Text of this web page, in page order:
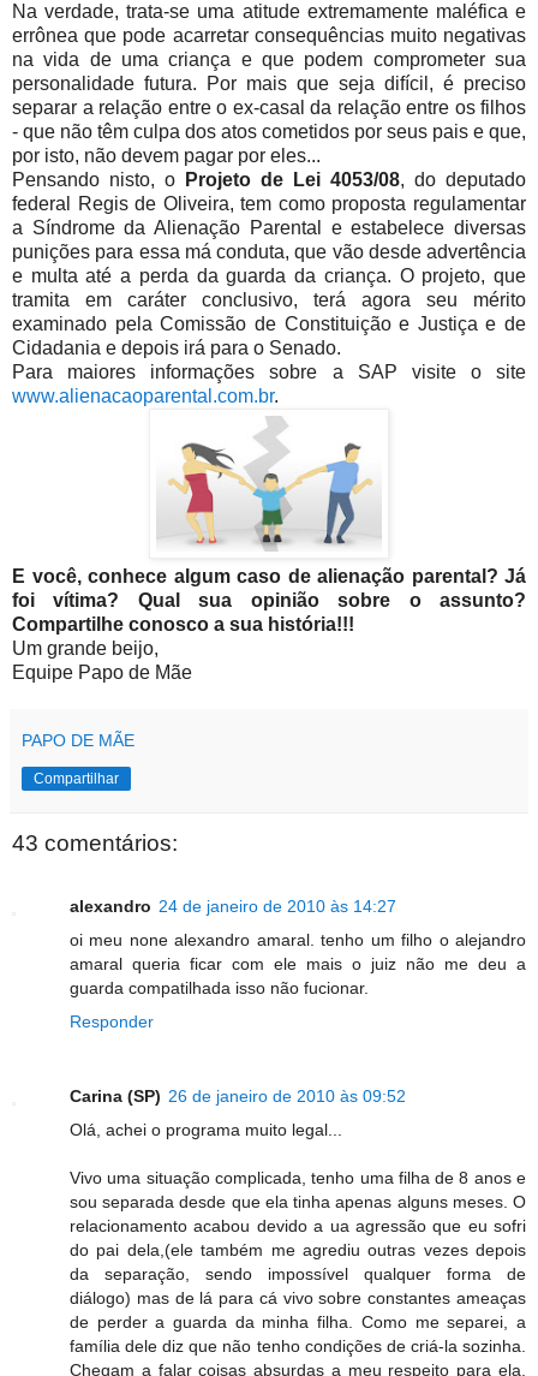
Na verdade, trata-se uma atitude extremamente maléfica e
errônea que pode acarretar consequências muito negativas
na vida de uma criança e que podem comprometer sua
personalidade futura. Por mais que seja difícil, é preciso
separar a relação entre o ex-casal da relação entre os filhos
- que não têm culpa dos atos cometidos por seus pais e que,
por isto, não devem pagar por eles...
Pensando nisto, o
Projeto de Lei 4053/08, do deputado
federal Regis de Oliveira, tem como proposta regulamentar
a Síndrome da Alienação Parental e estabelece diversas
punições para essa má conduta, que vão desde advertência
e multa até a perda da guarda da criança. O projeto, que
tramita em caráter conclusivo, terá agora seu mérito
examinado pela Comissão de Constituição e Justiça e de
Cidadania e depois irá para o Senado.
Para maiores informações sobre a SAP visite o site
www.alienacaoparental.com.br.
E você, conhece algum caso de alienação parental? Já
foi vítima? Qual sua opinião sobre o assunto?
Compartilhe conosco a sua história!!!
Um grande beijo,
Equipe Papo de Mãe
PAPO DE MÃE
Compartilhar
43 comentários:
alexandro 24 de janeiro de 2010 às 14:27
oi meu none alexandro amaral. tenho um filho o alejandro
amaral queria ficar com ele mais o juiz não me deu a
guarda compatilhada isso não fucionar.
Responder
Carina (SP) 26 de janeiro de 2010 às 09:52
Olá, achei o programa muito legal...
Vivo uma situação complicada, tenho uma filha de 8 anos e
sou separada desde que ela tinha apenas alguns meses. O
relacionamento acabou devido a ua agressão que eu sofri
do pai dela,(ele também me agrediu outras vezes depois
da separação, sendo impossível qualquer forma de
diálogo) mas de lá para cá vivo sobre constantes ameaças
de perder a guarda da minha filha. Como me separei, a
família dele diz que não tenho condições de criá-la sozinha.
Chegam a falar coisas absurdas a meu respeito para ela,